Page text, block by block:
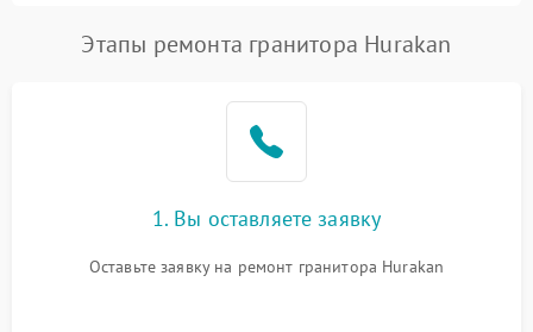
Этапы ремонта гранитора Hurakan
1. Вы оставляете заявку
Оставьте заявку на ремонт гранитора Hurakan